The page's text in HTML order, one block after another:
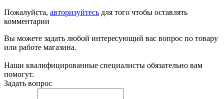
Пожалуйста, авторизуйтесь для того чтобы оставлять
комментарии
Вы можете задать любой интересующий вас вопрос по товару
или работе магазина.
Наши квалифицированные специалисты обязательно вам
помогут.
Задать вопрос